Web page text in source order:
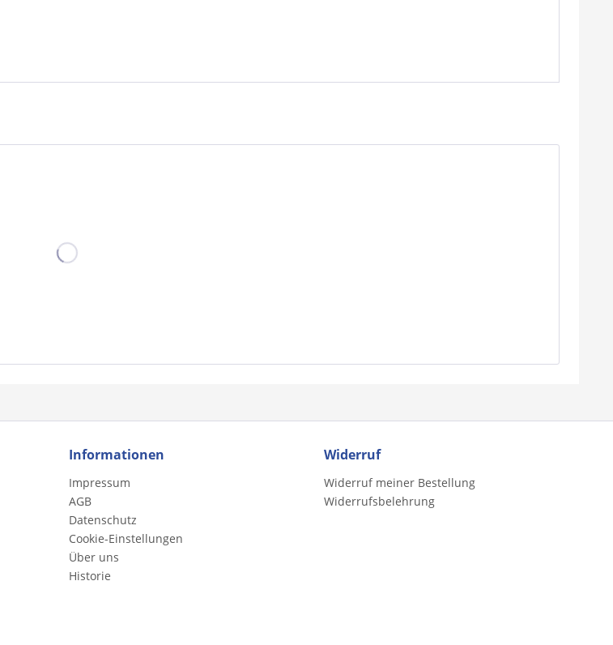
Informationen
Impressum
AGB
Datenschutz
Cookie-Einstellungen
Über uns
Historie
Widerruf
Widerruf meiner Bestellung
Widerrufsbelehrung